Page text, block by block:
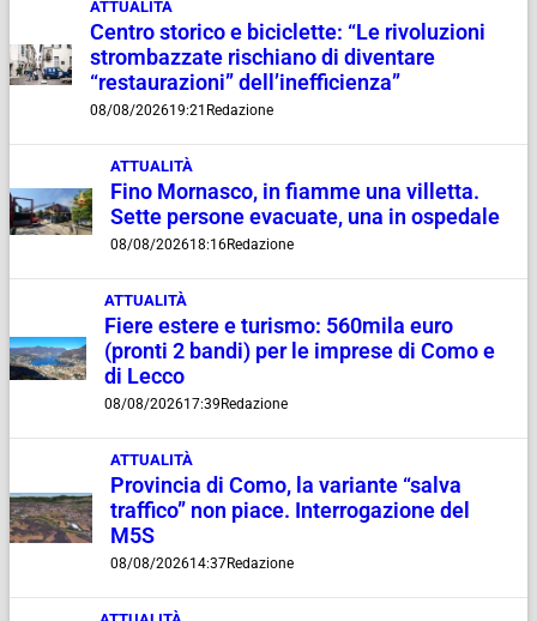
ATTUALITÀ
Centro storico e biciclette: “Le rivoluzioni
strombazzate rischiano di diventare
“restaurazioni” dell’inefficienza”
08/08/202619:21 Redazione
ATTUALITÀ
Fino Mornasco, in fiamme una villetta.
Sette persone evacuate, una in ospedale
08/08/202618:16Redazione
ATTUALITÀ
Fiere estere e turismo: 560mila euro
(pronti 2 bandi) per le imprese di Como e
di Lecco
08/08/202617:39 Redazione
ATTUALITÀ
Provincia di Como, la variante “salva
traffico” non piace. Interrogazione del
M5S
08/08/202614:37Redazione